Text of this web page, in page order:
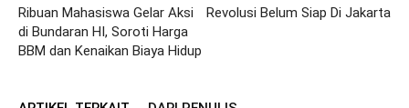
Ribuan Mahasiswa Gelar Aksi
di Bundaran HI, Soroti Harga
BBM dan Kenaikan Biaya Hidup
Revolusi Belum Siap Di Jakarta